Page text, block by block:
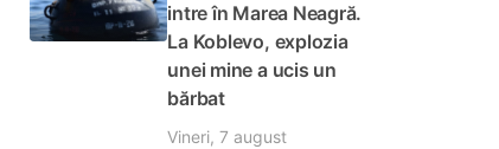
intre în Marea Neagră.
La Koblevo, explozia
unei mine a ucis un
bărbat
Vineri, 7 august